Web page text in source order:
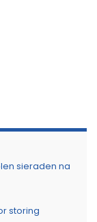
sieraden na
storing